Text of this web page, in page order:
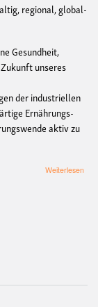
regional, global-
Gesundheit,
unseres
der industriellen
Ernährungs-
aktiv zu
Weiterlesen